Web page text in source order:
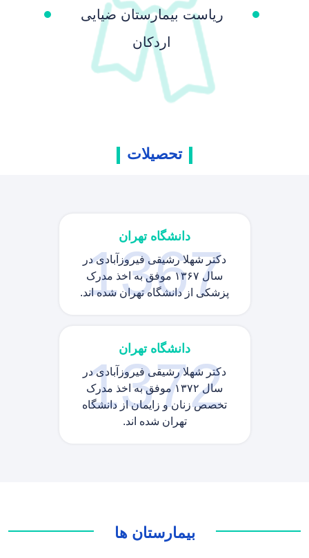
ریاست بیمارستان ضیایی
اردکان
تحصیلات
1367
دانشگاه تهران
دکتر شهلا رشیقی فیروزآبادی در
سال ۱۳۶۷ موفق به اخذ مدرک
پزشکی از دانشگاه تهران شده اند.
1372
دانشگاه تهران
دکتر شهلا رشیقی فیروزآبادی در
سال ۱۳۷۲ موفق به اخذ مدرک
تخصص زنان و زایمان از دانشگاه
تهران شده اند.
بیمارستان ها